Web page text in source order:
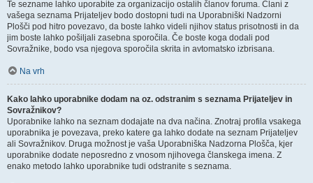
Te sezname lahko uporabite za organizacijo ostalih članov foruma. Člani z
vašega seznama Prijateljev bodo dostopni tudi na Uporabniški Nadzorni
Plošči pod hitro povezavo, da boste lahko videli njihov status prisotnosti in da
jim boste lahko pošiljali zasebna sporočila. Če boste koga dodali pod
Sovražnike, bodo vsa njegova sporočila skrita in avtomatsko izbrisana.
Na vrh
Kako lahko uporabnike dodam na oz. odstranim s seznama Prijateljev in
Sovražnikov?
Uporabnike lahko na seznam dodajate na dva načina. Znotraj profila vsakega
uporabnika je povezava, preko katere ga lahko dodate na seznam Prijateljev
ali Sovražnikov. Druga možnost je vaša Uporabniška Nadzorna Plošča, kjer
uporabnike dodate neposredno z vnosom njihovega članskega imena. Z
enako metodo lahko uporabnike tudi odstranite s seznama.